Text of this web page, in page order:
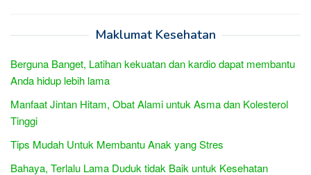
Maklumat Kesehatan
Berguna Banget, Latihan kekuatan dan kardio dapat membantu
Anda hidup lebih lama
Manfaat Jintan Hitam, Obat Alami untuk Asma dan Kolesterol
Tinggi
Tips Mudah Untuk Membantu Anak yang Stres
Bahaya, Terlalu Lama Duduk tidak Baik untuk Kesehatan